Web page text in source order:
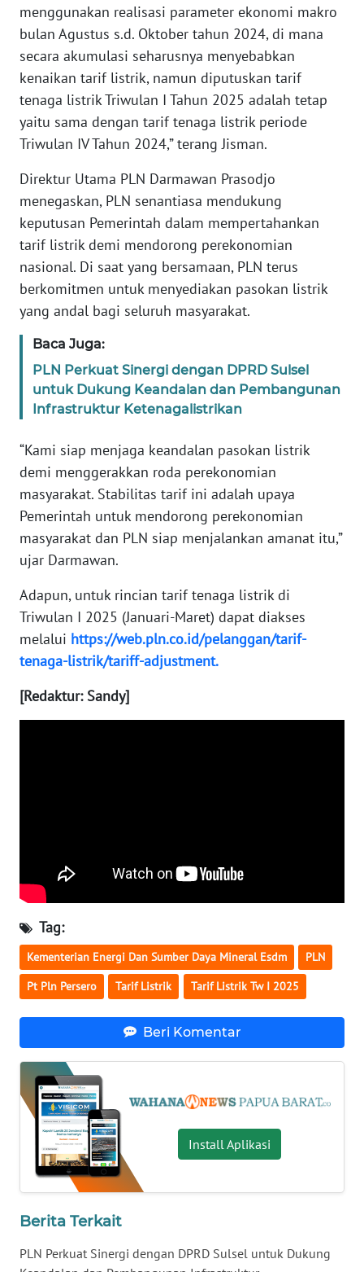
menggunakan realisasi parameter ekonomi makro
bulan Agustus s.d. Oktober tahun 2024, di mana
secara akumulasi seharusnya menyebabkan
kenaikan tarif listrik, namun diputuskan tarif
tenaga listrik Triwulan I Tahun 2025 adalah tetap
yaitu sama dengan tarif tenaga listrik periode
Triwulan IV Tahun 2024,” terang Jisman.
Direktur Utama PLN Darmawan Prasodjo
menegaskan, PLN senantiasa mendukung
keputusan Pemerintah dalam mempertahankan
tarif listrik demi mendorong perekonomian
nasional. Di saat yang bersamaan, PLN terus
berkomitmen untuk menyediakan pasokan listrik
yang andal bagi seluruh masyarakat.
Baca Juga:
PLN Perkuat Sinergi dengan DPRD Sulsel
untuk Dukung Keandalan dan Pembangunan
Infrastruktur Ketenagalistrikan
“Kami siap menjaga keandalan pasokan listrik
demi menggerakkan roda perekonomian
masyarakat. Stabilitas tarif ini adalah upaya
Pemerintah untuk mendorong perekonomian
masyarakat dan PLN siap menjalankan amanat itu,”
ujar Darmawan.
Adapun, untuk rincian tarif tenaga listrik di
Triwulan I 2025 (Januari-Maret) dapat diakses
melalui https://web.pln.co.id/pelanggan/tarif-
tenaga-listrik/tariff-adjustment.
[Redaktur: Sandy]
Tag:
Kementerian Energi Dan Sumber Daya Mineral Esdm PLN
Pt Pln Persero Tarif Listrik Tarif Listrik Tw I 2025
Beri Komentar
Install Aplikasi
Berita Terkait
PLN Perkuat Sinergi dengan DPRD Sulsel untuk Dukung
WN
PAPUA
WN
PAPUA
BARAT
RIAU
WN
SERAMBI
JAMBI
WN
WN
NTB
WN
SULTENG
WN
SULBAR
BABEL
WN
SUMBAR
WN
SUMSEL
WN
JATENG
WN
NUSANTARA
WN
JOGJA
WN
JATIM
WN
WN
KALTENG